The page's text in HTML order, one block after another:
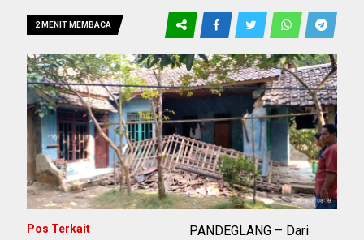
2 MENIT MEMBACA
PANDEGLANG – Dari
Pos Terkait